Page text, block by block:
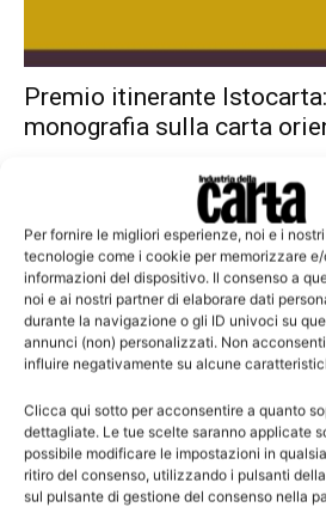
Per fornire le migliori esperienze, noi e i
tecnologie come i cookie per memorizzare
informazioni del dispositivo. Il consenso a
noi e ai nostri partner di elaborare dati
durante la navigazione o gli ID univoci su
annunci (non) personalizzati. Non
influire negativamente su alcune
Clicca qui sotto per acconsentire a quanto
dettagliate. Le tue scelte saranno applicate
possibile modificare le impostazioni in
ritiro del consenso, utilizzando i pulsanti
sul pulsante di gestione del consenso nella
Premio itinerante
monografia sulla carta
Leggi la rivista